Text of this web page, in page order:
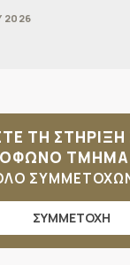
2026
ΤΗ ΣΤΗΡΙΞΗ
ΤΜΗΜΑ
ΣΥΜΜΕΤΟΧΗ